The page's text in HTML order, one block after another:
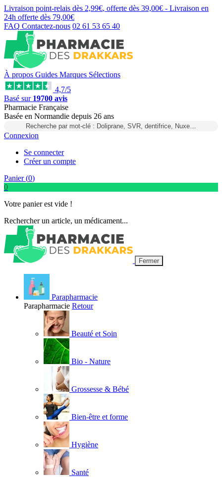
Livraison point-relais dès 2,99€, offerte dès 39,00€ - Livraison en
24h offerte dès 79,00€
FAQ Contactez-nous 02 61 53 65 40
À propos Guides Marques Sélections
4,7/5
Basé sur 19700 avis
Pharmacie Française
Basée en Normandie depuis 26 ans
Recherche par mot-clé : Doliprane, SVR, dentifrice, Nuxe…
Connexion
Se connecter
Créer un compte
Panier (0)
0
Votre panier est vide !
Rechercher un article, un médicament...
Fermer
Parapharmacie
Parapharmacie Retour
Beauté et Soin
Bio - Nature
Grossesse & Bébé
Bien-être et forme
Hygiène
Santé